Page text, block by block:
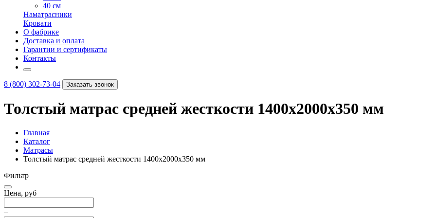
40 см
Наматрасники
Кровати
О фабрике
Доставка и оплата
Гарантии и сертификаты
Контакты
8 (800) 302-73-04 Заказать звонок
Толстый матрас средней жесткости 1400х2000х350 мм
Главная
Каталог
Матрасы
Толстый матрас средней жесткости 1400х2000х350 мм
Фильтр
Цена, руб
–